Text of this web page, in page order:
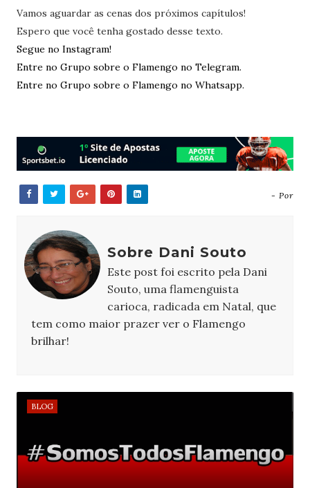
Vamos aguardar as cenas dos próximos capítulos!
Espero que você tenha gostado desse texto.
Segue no Instagram!
Entre no Grupo sobre o Flamengo no Telegram.
Entre no Grupo sobre o Flamengo no Whatsapp.
- Por
Sobre Dani Souto
Este post foi escrito pela Dani
Souto, uma flamenguista
carioca, radicada em Natal, que
tem como maior prazer ver o Flamengo
brilhar!
BLOG